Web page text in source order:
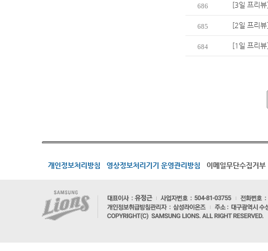
686 [3일 프리
685 [2일 프리
684 [1일 프리
개인정보처리방침 영상정보처리기기 운영관리방침 이메일무단수집거부